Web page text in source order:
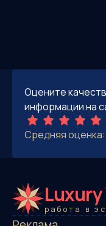
Оцените
информации на
Средняя оценка:
Luxury
работа в